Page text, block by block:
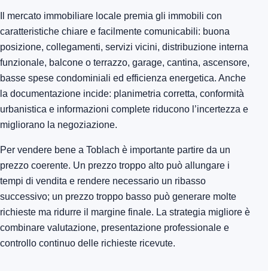
Il mercato immobiliare locale premia gli immobili con
caratteristiche chiare e facilmente comunicabili: buona
posizione, collegamenti, servizi vicini, distribuzione interna
funzionale, balcone o terrazzo, garage, cantina, ascensore,
basse spese condominiali ed efficienza energetica. Anche
la documentazione incide: planimetria corretta, conformità
urbanistica e informazioni complete riducono l’incertezza e
migliorano la negoziazione.
Per vendere bene a Toblach è importante partire da un
prezzo coerente. Un prezzo troppo alto può allungare i
tempi di vendita e rendere necessario un ribasso
successivo; un prezzo troppo basso può generare molte
richieste ma ridurre il margine finale. La strategia migliore è
combinare valutazione, presentazione professionale e
controllo continuo delle richieste ricevute.